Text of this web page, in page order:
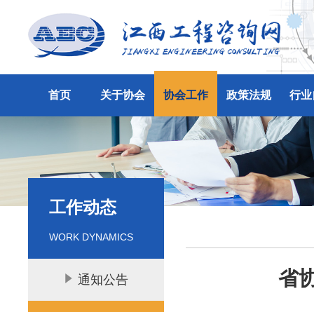
首页 关于协会 协会工作 政策法规 行
工作动态
WORK DYNAMICS
通知公告 省